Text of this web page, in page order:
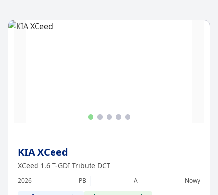
KIA XCeed
XCeed 1.6 T-GDI Tribute DCT
2026 PB A
Nowy